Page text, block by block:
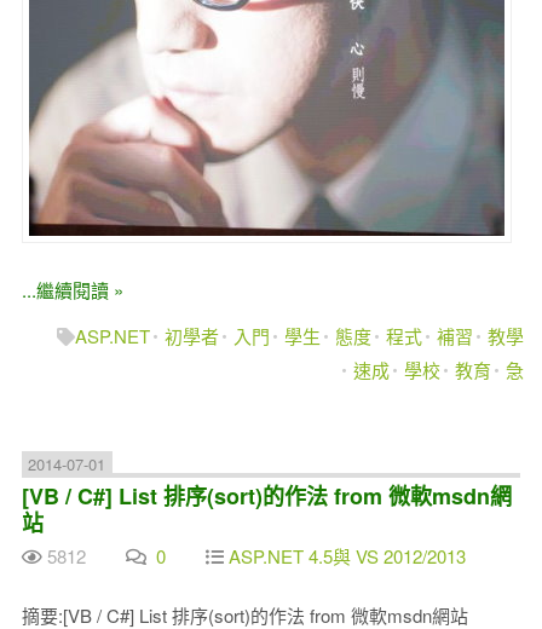
...繼續閱讀 »
ASP.NET 初學者 入門 學生 態度 程式 補習
教學
速成 學校 教育 急
2014-07-01
[VB / C#] List 排序(sort)的作法 from 微軟msdn網
站
5812 0 ASP.NET 4.5與 VS 2012/2013
摘要:[VB / C#] List 排序(sort)的作法 from 微軟msdn網站